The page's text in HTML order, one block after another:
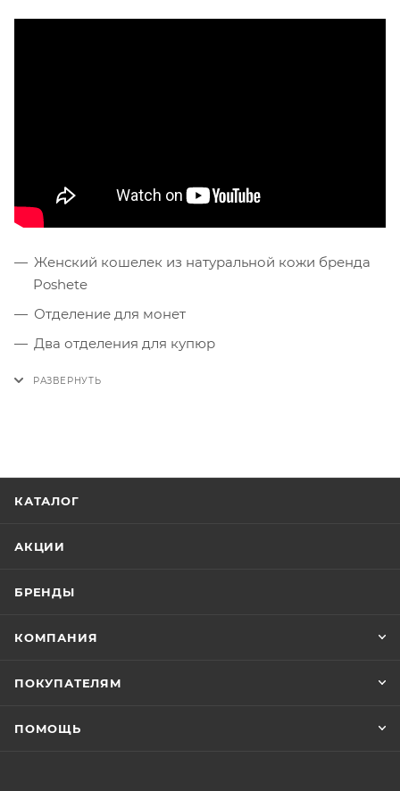
Женский кошелек из натуральной кожи бренда
Poshete
Отделение для монет
Два отделения для купюр
Три потайных отделения, одно из которых на
КАТАЛОГ
АКЦИИ
БРЕНДЫ
КОМПАНИЯ
ПОКУПАТЕЛЯМ
ПОМОЩЬ